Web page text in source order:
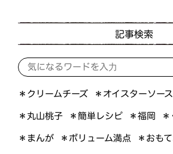
記事検索
＊クリームチーズ ＊オイスターソース
＊丸山桃子 ＊簡単レシピ ＊福岡
＊まんが ＊ボリューム満点 ＊おも